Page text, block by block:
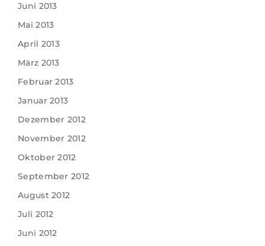
Juni 2013
Mai 2013
April 2013
März 2013
Februar 2013
Januar 2013
Dezember 2012
November 2012
Oktober 2012
September 2012
August 2012
Juli 2012
Juni 2012